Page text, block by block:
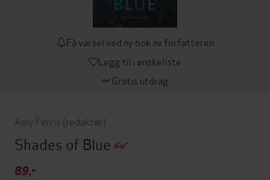
Få varsel ved ny bok av forfatteren
Legg til i ønskeliste
Gratis utdrag
Amy Ferris (redaktør)
Shades of Blue
89,-